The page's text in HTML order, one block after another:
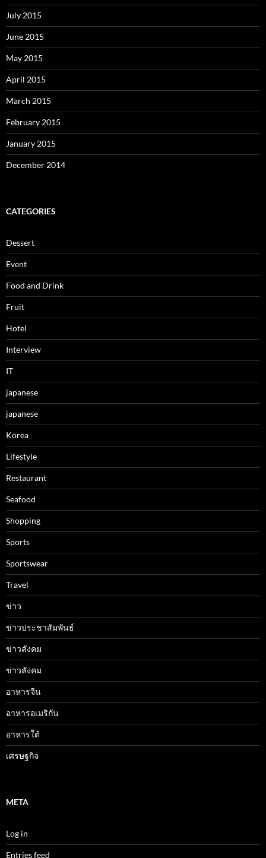
July 2015
June 2015
May 2015
April 2015
March 2015
February 2015
January 2015
December 2014
CATEGORIES
Dessert
Event
Food and Drink
Fruit
Hotel
Interview
IT
japanese
japanese
Korea
Lifestyle
Restaurant
Seafood
Shopping
Sports
Sportswear
Travel
ข่าว
ข่าวประชาสัมพันธ์
ข่าวสังคม
ข่าวสังคม
อาหารจีน
อาหารอเมริกัน
อาหารใต้
เศรษฐกิจ
META
Log in
Entries feed